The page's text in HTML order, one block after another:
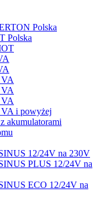
Polska
Polska
VA
VA
VA
VA i powyżej
akumulatorami
12/24V na 230V
PLUS 12/24V na
ECO 12/24V na